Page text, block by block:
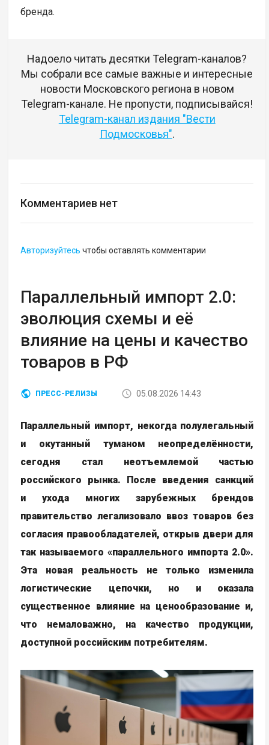
бренда.
Надоело читать десятки Telegram-каналов?
Мы собрали все самые важные и интересные
новости Московского региона в новом
Telegram-канале. Не пропусти, подписывайся!
Telegram-канал издания "Вести
Подмосковья".
Комментариев нет
Авторизуйтесь чтобы оставлять комментарии
Параллельный импорт 2.0:
эволюция схемы и её
влияние на цены и качество
товаров в РФ
ПРЕСС-РЕЛИЗЫ 05.08.2026 14:43
Параллельный импорт, некогда полулегальный
и окутанный туманом неопределённости,
сегодня стал неотъемлемой частью
российского рынка. После введения санкций
и ухода многих зарубежных брендов
правительство легализовало ввоз товаров без
согласия правообладателей, открыв двери для
так называемого «параллельного импорта 2.0».
Эта новая реальность не только изменила
логистические цепочки, но и оказала
существенное влияние на ценообразование и,
что немаловажно, на качество продукции,
доступной российским потребителям.